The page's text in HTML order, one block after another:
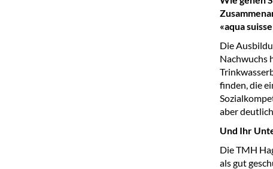
«aqua
Die
Nachwuchs
finden, die
aber
Und Ihr
Die TMH
als gut